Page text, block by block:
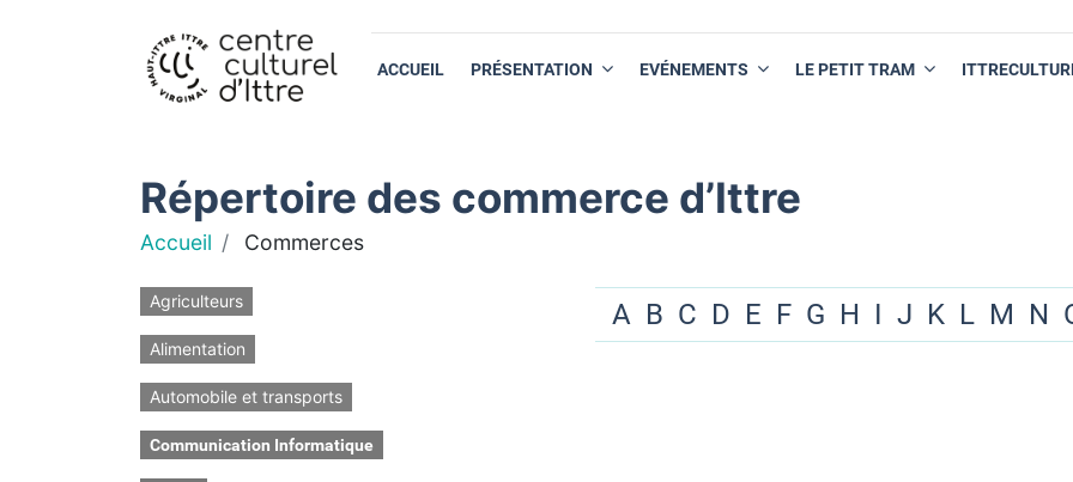
ACCUEIL PRÉSENTATION EVÉNEMENTS LE PETIT TRAM
Répertoire des commerce d’Ittre
Accueil Commerces
Agriculteurs
Alimentation
Automobile et transports
Communication Informatique
A B C D E F G H I J K L M N